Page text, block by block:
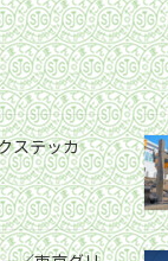
ステッカ